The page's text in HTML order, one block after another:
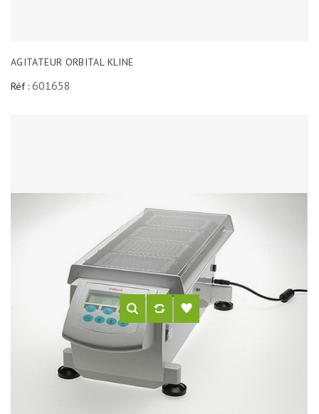
AGITATEUR ORBITAL KLINE
Réf : 601658